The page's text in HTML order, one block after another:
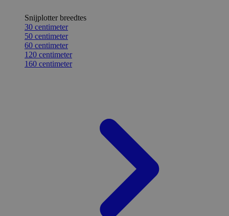
Snijplotter breedtes
30 centimeter
50 centimeter
60 centimeter
120 centimeter
160 centimeter